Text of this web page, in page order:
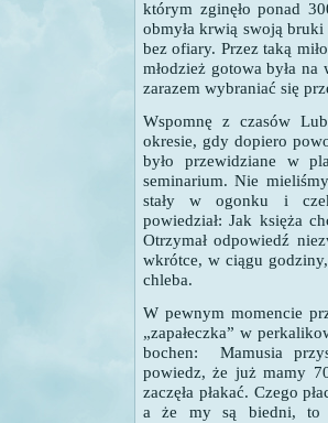
którym zginęło ponad
obmyła krwią swoją bruki
bez ofiary. Przez taką
młodzież gotowa była
zarazem wybraniać się
Wspomnę z czasów
okresie, gdy dopiero
było przewidziane w
seminarium. Nie
stały w ogonku i
powiedział: Jak księża
Otrzymał odpowiedź
wkrótce, w ciągu
chleba.
W pewnym momencie
„zapałeczka” w
bochen: Mamusia
powiedz, że już mamy
zaczęła płakać. Czego
a że my są biedni, to